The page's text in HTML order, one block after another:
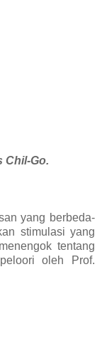
Chil-Go.
yang berbeda-
stimulasi yang
tentang
oleh Prof.